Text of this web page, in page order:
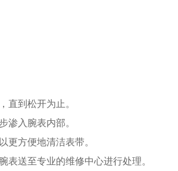
到松开为止。
入腕表内部。
方便地清洁表带。
送至专业的维修中心进行处理。